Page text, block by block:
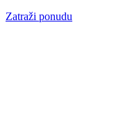
Zatraži ponudu